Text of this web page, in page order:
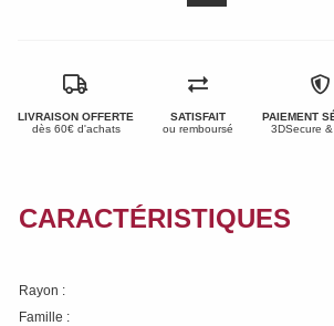
LIVRAISON OFFERTE
dès 60€ d'achats
SATISFAIT
ou remboursé
PAIEMENT
3DSecure
CARACTÉRISTIQUES
Rayon :
Famille :